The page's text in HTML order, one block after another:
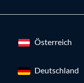
Österreich
Deutschland